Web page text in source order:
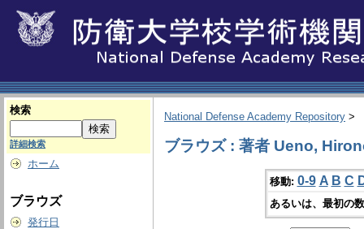
検索
詳細検索
ホーム
ブラウズ
発行日
National Defense Academy Repository >
ブラウズ : 著者 Ueno,
移動: 0-9 A B C
あるいは、最初の